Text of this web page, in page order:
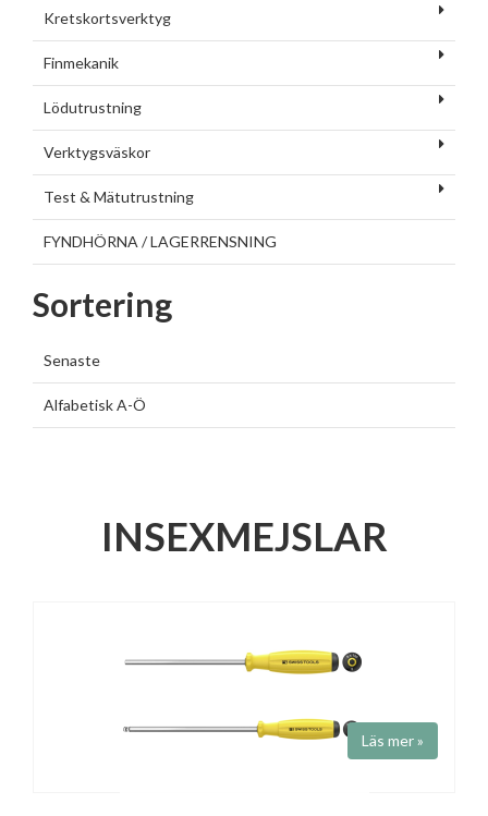
Kretskortsverktyg
Finmekanik
Lödutrustning
Verktygsväskor
Test & Mätutrustning
FYNDHÖRNA / LAGERRENSNING
Sortering
Senaste
Alfabetisk A-Ö
INSEXMEJSLAR
Läs mer »